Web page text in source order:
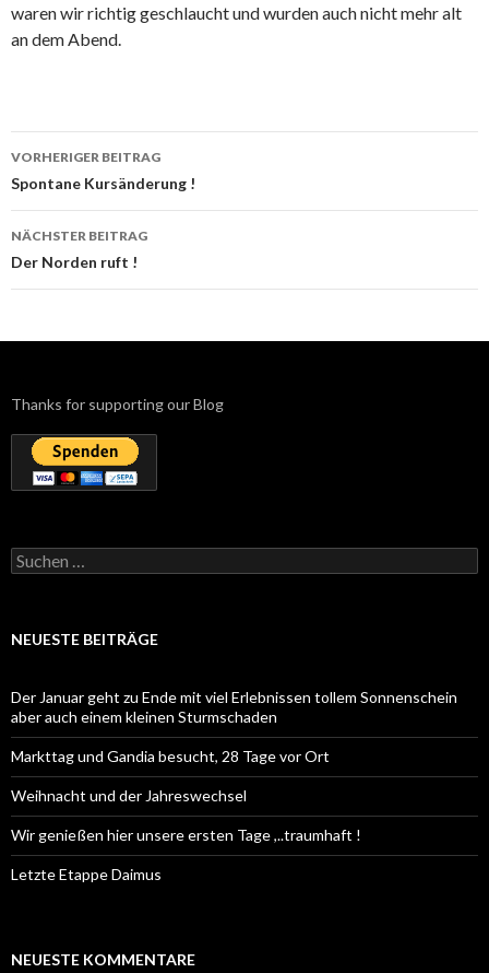
waren wir richtig geschlaucht und wurden auch nicht mehr alt
an dem Abend.
Beitrags-
Navigation
VORHERIGER BEITRAG
Spontane Kursänderung !
NÄCHSTER BEITRAG
Der Norden ruft !
Thanks for supporting our Blog
Suchen
nach:
NEUESTE BEITRÄGE
Der Januar geht zu Ende mit viel Erlebnissen tollem Sonnenschein
aber auch einem kleinen Sturmschaden
Markttag und Gandia besucht, 28 Tage vor Ort
Weihnacht und der Jahreswechsel
Wir genießen hier unsere ersten Tage ,..traumhaft !
Letzte Etappe Daimus
NEUESTE KOMMENTARE